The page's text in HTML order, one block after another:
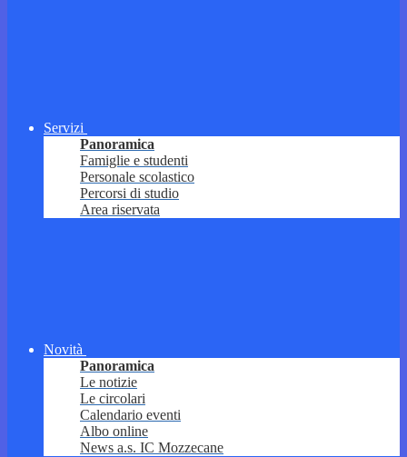
Servizi
Panoramica
Famiglie e studenti
Personale scolastico
Percorsi di studio
Area riservata
Novità
Panoramica
Le notizie
Le circolari
Calendario eventi
Albo online
News a.s. IC Mozzecane